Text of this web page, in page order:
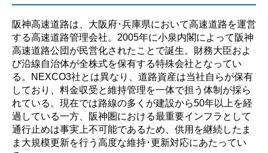
い？】”
阪神高速道路は、大阪府･兵庫県において高速道路を運営
する高速道路管理会社。2005年に小泉内閣によって阪神
高速道路公団が民営化されたことで誕生。財務大臣およ
び沿線自治体が全株式を保有する特殊会社となってい
る。NEXCO3社とは異なり、道路資産は当社自らが保有
しており、料金収受と維持管理を一体で担う体制が採ら
れている。現在では路線の多くが建設から50年以上を経
過している一方、阪神圏における最重要インフラとして
通行止めは事実上不可能であるため、供用を継続したま
ま大規模更新を行う高度な維持･更新対応にあたってい